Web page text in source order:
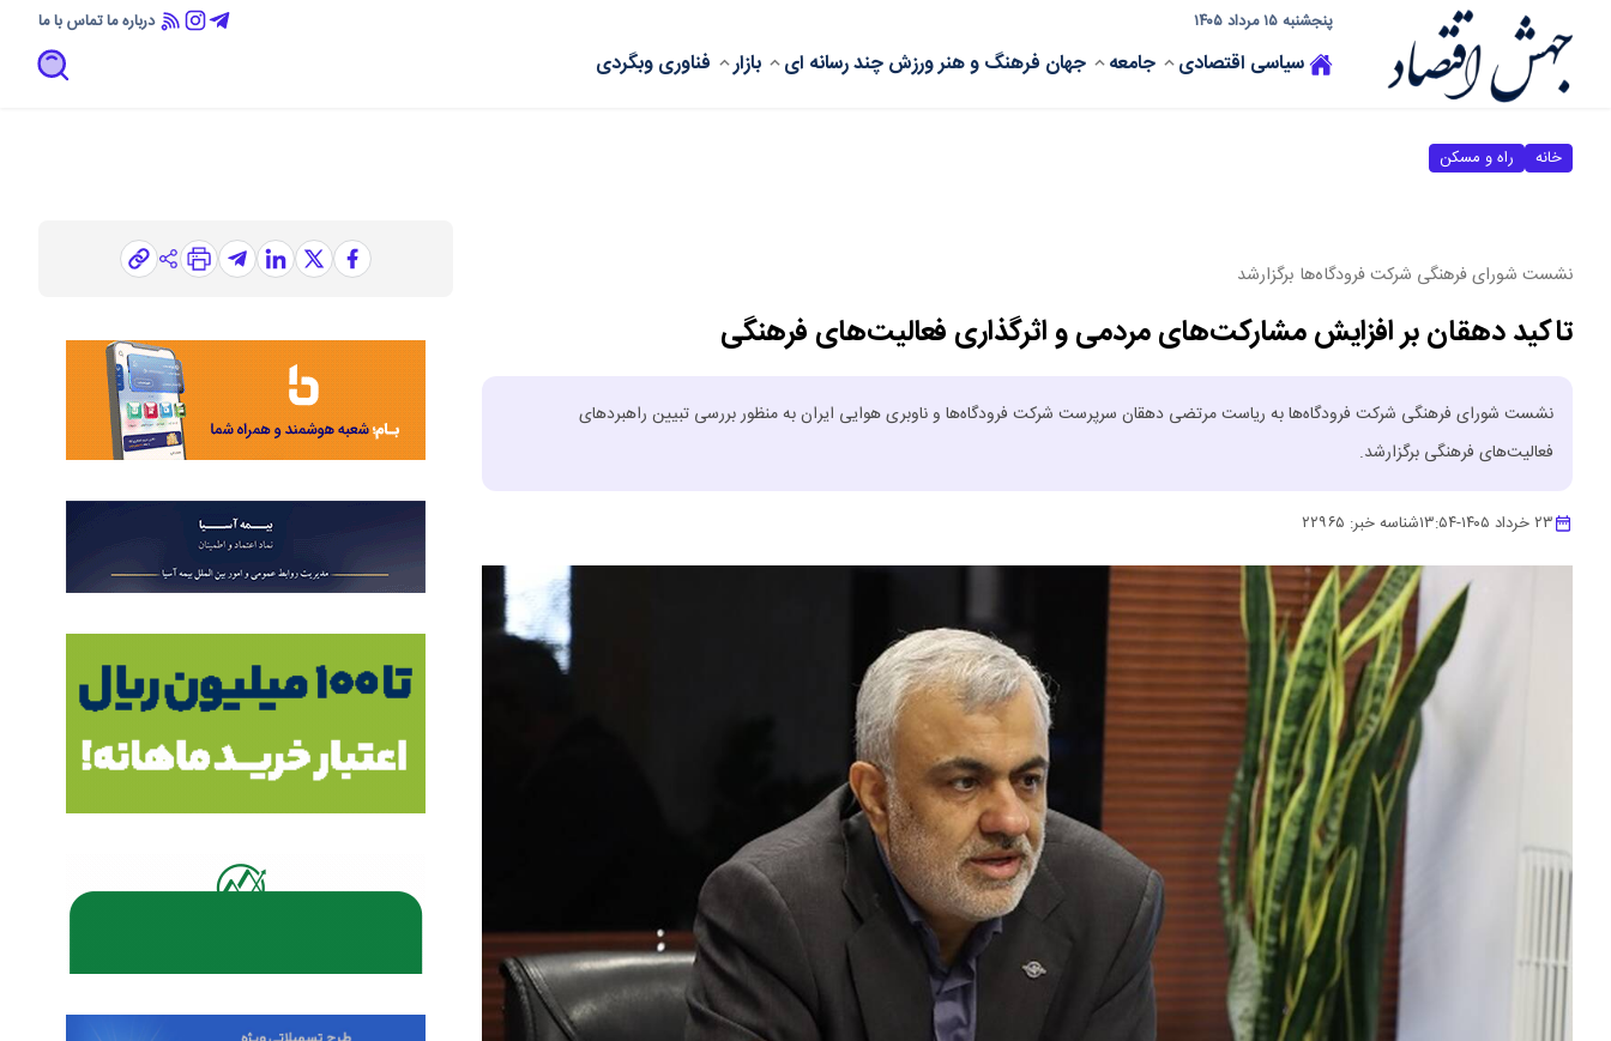
پنجشنبه ۱۵ مرداد ۱۴۰۵ درباره ماتماس با ما
سیاسی اقتصادی جامعه جهان فرهنگ و هنرورزشچند رسانه ای بازار فناوریوبگردی
خانه راه و مسکن
نشست شورای فرهنگی شرکت فرودگاه‌ها برگزارشد
تاکید دهقان بر افزایش مشارکت‌های مردمی و اثرگذاری فعالیت‌های فرهنگی
نشست شورای فرهنگی شرکت فرودگاه‌ها به ریاست مرتضی دهقان سرپرست شرکت فرودگاه‌ها و ناوبری هوایی ایران به منظور بررسی تبیین راهبردهای
فعالیت‌های فرهنگی برگزارشد.
۲۳ خرداد ۱۴۰۵ -۱۳:۵۴شناسه خبر: ۲۲۹۶۵